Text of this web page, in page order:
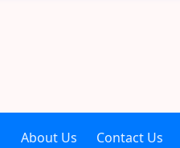
About Us Contact Us